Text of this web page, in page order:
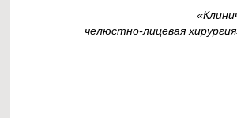
челюстно-лицевая